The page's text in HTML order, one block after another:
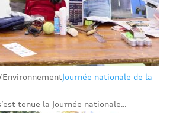
Journée nationale de la
tenue la Journée nationale...